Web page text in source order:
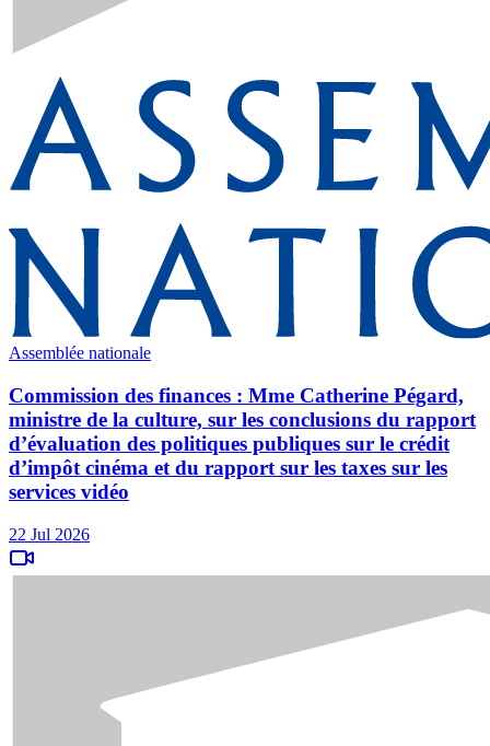
Assemblée nationale
Commission des finances : Mme Catherine Pégard,
ministre de la culture, sur les conclusions du rapport
d’évaluation des politiques publiques sur le crédit
d’impôt cinéma et du rapport sur les taxes sur les
services vidéo
22 Jul 2026